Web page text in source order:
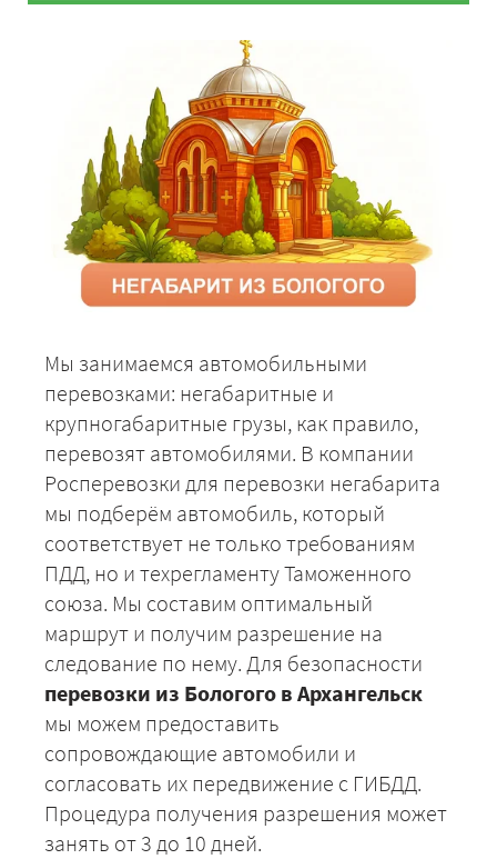
Мы занимаемся автомобильными
перевозками: негабаритные и
крупногабаритные грузы, как правило,
перевозят автомобилями. В компании
Росперевозки для перевозки негабарита
мы подберём автомобиль, который
соответствует не только требованиям
ПДД, но и техрегламенту Таможенного
союза. Мы составим оптимальный
маршрут и получим разрешение на
следование по нему. Для безопасности
перевозки из Бологого в Архангельск
мы можем предоставить
сопровождающие автомобили и
согласовать их передвижение с ГИБДД.
Процедура получения разрешения может
занять от 3 до 10 дней.